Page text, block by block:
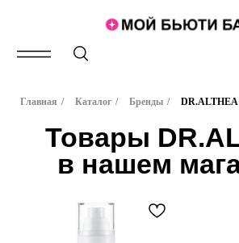
Главная / Каталог / Бренды / DR.ALTHEA
Товары DR.ALTHEA